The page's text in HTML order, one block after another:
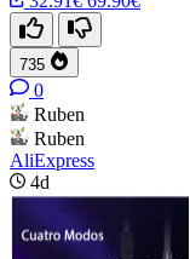
735
0
Ruben
Ruben
AliExpress
4d